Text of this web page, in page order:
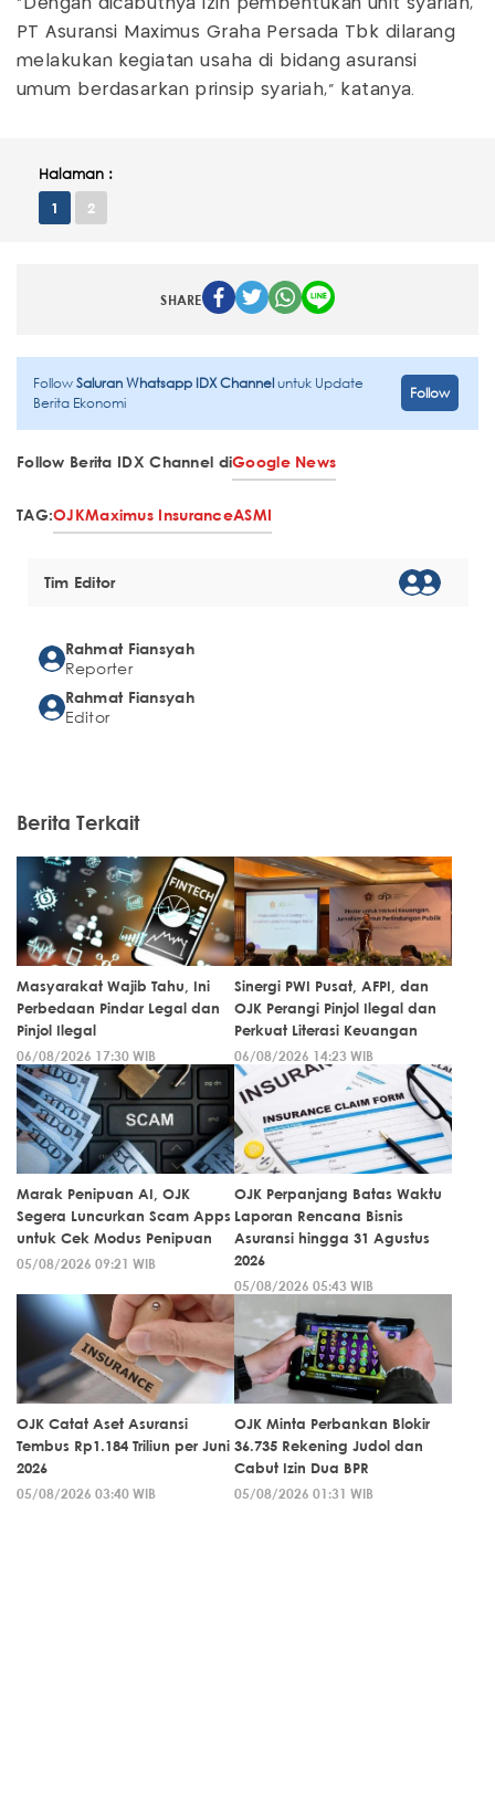
"Dengan dicabutnya izin pembentukan unit syariah,
PT Asuransi Maximus Graha Persada Tbk dilarang
melakukan kegiatan usaha di bidang asuransi
umum berdasarkan prinsip syariah," katanya.
Halaman :
1 2
SHARE
FollowSaluran Whatsapp IDX Channeluntuk Update
Berita Ekonomi
Follow
Follow Berita IDX Channel diGoogle News
TAG:OJKMaximus InsuranceASMI
Tim Editor
Rahmat Fiansyah
Reporter
Rahmat Fiansyah
Editor
Berita Terkait
Masyarakat Wajib Tahu, Ini
Perbedaan Pindar Legal dan
Pinjol Ilegal
06/08/2026 17:30 WIB
Sinergi PWI Pusat, AFPI, dan
OJK Perangi Pinjol Ilegal dan
Perkuat Literasi Keuangan
06/08/2026 14:23 WIB
Marak Penipuan AI, OJK
Segera Luncurkan Scam Apps
untuk Cek Modus Penipuan
05/08/2026 09:21 WIB
OJK Perpanjang Batas Waktu
Laporan Rencana Bisnis
Asuransi hingga 31 Agustus
2026
05/08/2026 05:43 WIB
OJK Catat Aset Asuransi
Tembus Rp1.184 Triliun per Juni
2026
05/08/2026 03:40 WIB
OJK Minta Perbankan Blokir
36.735 Rekening Judol dan
Cabut Izin Dua BPR
05/08/2026 01:31 WIB